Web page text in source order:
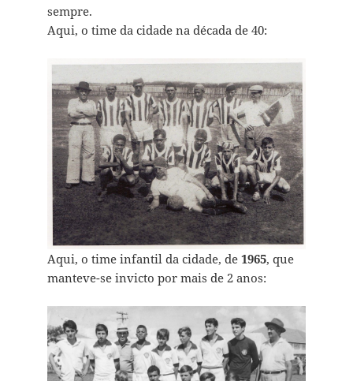
sempre.
Aqui, o time da cidade na década de 40:
Aqui, o time infantil da cidade, de 1965, que
manteve-se invicto por mais de 2 anos: